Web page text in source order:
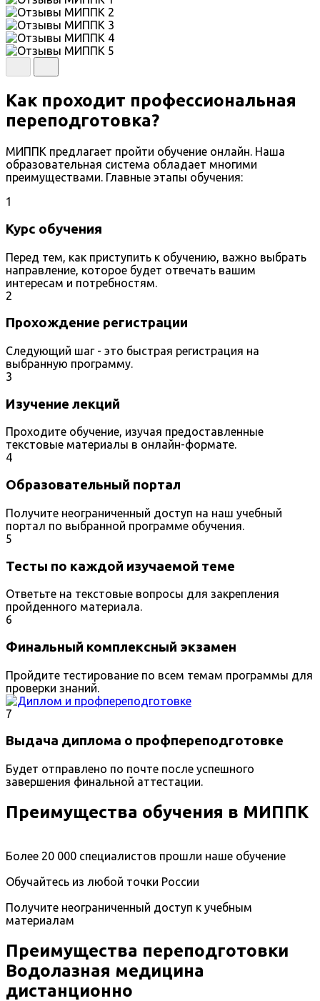
Как проходит профессиональная
переподготовка?
МИППК предлагает пройти обучение онлайн. Наша
образовательная система обладает многими
преимуществами. Главные этапы обучения:
1
Курс обучения
Перед тем, как приступить к обучению, важно выбрать
направление, которое будет отвечать вашим
интересам и потребностям.
2
Прохождение регистрации
Следующий шаг - это быстрая регистрация на
выбранную программу.
3
Изучение лекций
Проходите обучение, изучая предоставленные
текстовые материалы в онлайн-формате.
4
Образовательный портал
Получите неограниченный доступ на наш учебный
портал по выбранной программе обучения.
5
Тесты по каждой изучаемой теме
Ответьте на текстовые вопросы для закрепления
пройденного материала.
6
Финальный комплексный экзамен
Пройдите тестирование по всем темам программы для
проверки знаний.
7
Выдача диплома о профпереподготовке
Будет отправлено по почте после успешного
завершения финальной аттестации.
Преимущества обучения в МИППК
Более 20 000 специалистов прошли наше обучение
Обучайтесь из любой точки России
Получите неограниченный доступ к учебным
материалам
Преимущества переподготовки
Водолазная медицина
дистанционно